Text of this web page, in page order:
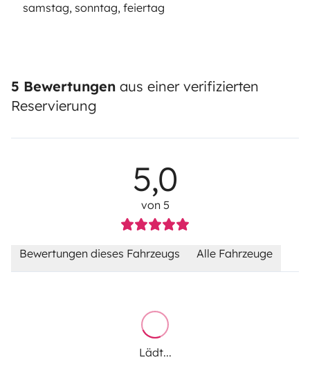
samstag, sonntag, feiertag
5 Bewertungen aus einer verifizierten
Reservierung
5,0
von 5
Bewertungen dieses Fahrzeugs Alle Fahrzeuge
Lädt...